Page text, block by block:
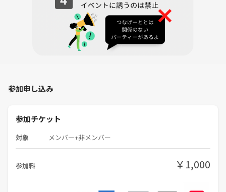
参加申し込み
参加チケット
対象 メンバー+非メンバー
参加料 ￥1,000